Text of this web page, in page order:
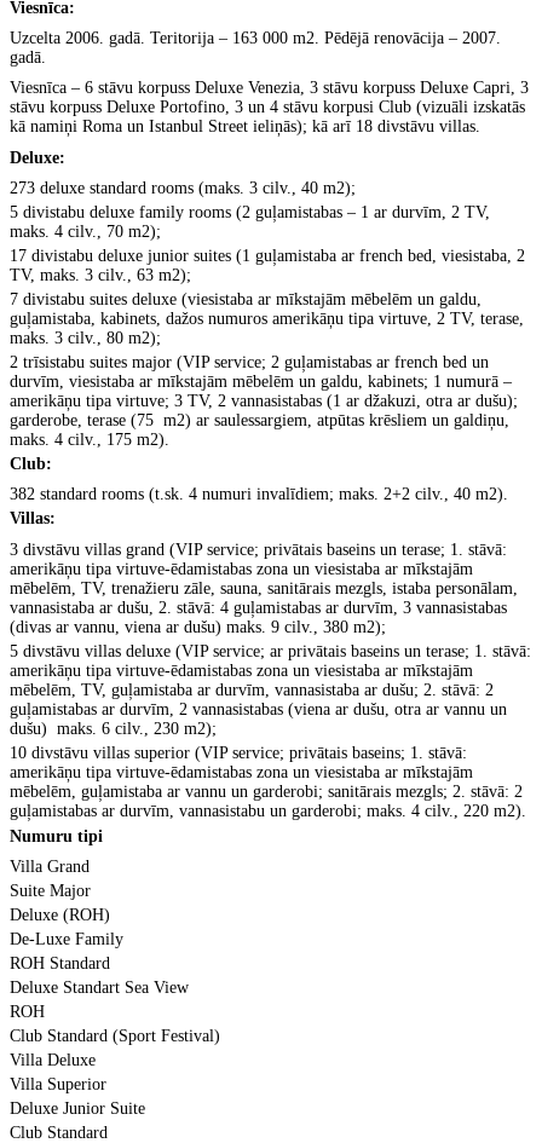
Viesnīca:
Uzcelta 2006. gadā. Teritorija – 163 000 m2. Pēdējā renovācija – 2007.
gadā.
Viesnīca – 6 stāvu korpuss Deluxe Venezia, 3 stāvu korpuss Deluxe Capri, 3
stāvu korpuss Deluxe Portofino, 3 un 4 stāvu korpusi Club (vizuāli izskatās
kā namiņi Roma un Istanbul Street ieliņās); kā arī 18 divstāvu villas.
Deluxe:
273 deluxe standard rooms (maks. 3 cilv., 40 m2);
5 divistabu deluxe family rooms (2 guļamistabas – 1 ar durvīm, 2 TV,
maks. 4 cilv., 70 m2);
17 divistabu deluxe junior suites (1 guļamistaba ar french bed, viesistaba, 2
TV, maks. 3 cilv., 63 m2);
7 divistabu suites deluxe (viesistaba ar mīkstajām mēbelēm un galdu,
guļamistaba, kabinets, dažos numuros amerikāņu tipa virtuve, 2 TV, terase,
maks. 3 cilv., 80 m2);
2 trīsistabu suites major (VIP service; 2 guļamistabas ar french bed un
durvīm, viesistaba ar mīkstajām mēbelēm un galdu, kabinets; 1 numurā –
amerikāņu tipa virtuve; 3 TV, 2 vannasistabas (1 ar džakuzi, otra ar dušu);
garderobe, terase (75 m2) ar saulessargiem, atpūtas krēsliem un galdiņu,
maks. 4 cilv., 175 m2).
Club:
382 standard rooms (t.sk. 4 numuri invalīdiem; maks. 2+2 cilv., 40 m2).
Villas:
3 divstāvu villas grand (VIP service; privātais baseins un terase; 1. stāvā:
amerikāņu tipa virtuve-ēdamistabas zona un viesistaba ar mīkstajām
mēbelēm, TV, trenažieru zāle, sauna, sanitārais mezgls, istaba personālam,
vannasistaba ar dušu, 2. stāvā: 4 guļamistabas ar durvīm, 3 vannasistabas
(divas ar vannu, viena ar dušu) maks. 9 cilv., 380 m2);
5 divstāvu villas deluxe (VIP service; ar privātais baseins un terase; 1. stāvā:
amerikāņu tipa virtuve-ēdamistabas zona un viesistaba ar mīkstajām
mēbelēm, TV, guļamistaba ar durvīm, vannasistaba ar dušu; 2. stāvā: 2
guļamistabas ar durvīm, 2 vannasistabas (viena ar dušu, otra ar vannu un
dušu) maks. 6 cilv., 230 m2);
10 divstāvu villas superior (VIP service; privātais baseins; 1. stāvā:
amerikāņu tipa virtuve-ēdamistabas zona un viesistaba ar mīkstajām
mēbelēm, guļamistaba ar vannu un garderobi; sanitārais mezgls; 2. stāvā: 2
guļamistabas ar durvīm, vannasistabu un garderobi; maks. 4 cilv., 220 m2).
Numuru tipi
Villa Grand
Suite Major
Deluxe (ROH)
De-Luxe Family
ROH Standard
Deluxe Standart Sea View
ROH
Club Standard (Sport Festival)
Villa Deluxe
Villa Superior
Deluxe Junior Suite
Club Standard